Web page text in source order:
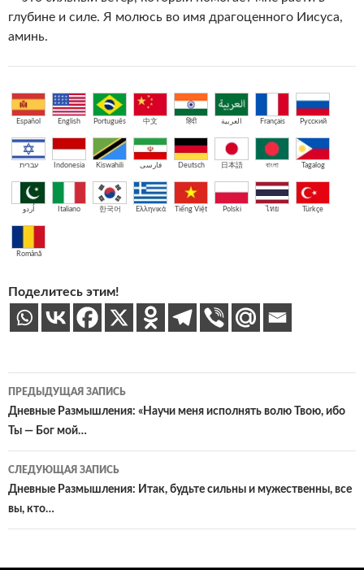
глубине и силе. Я молюсь во имя драгоценного Иисуса,
аминь.
Español English Português 中文 हिंदी العربية Français Русский
עברית Indonesia Kiswahili فارسی Deutsch 日本語 বাংলা Tagalog
اُردو Italiano 한국어 Ελληνικά Tiếng Việt Polski ไทย Türkçe
Română
Поделитесь этим!
Навигация
по
ПРЕДЫДУЩАЯ ЗАПИСЬ
Дневные Размышления: «Научи меня исполнять волю Твою, ибо
Ты — Бог мой…
СЛЕДУЮЩАЯ ЗАПИСЬ
Дневные Размышления: Итак, будьте сильны и мужественны, все
вы, кто…